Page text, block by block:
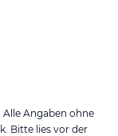
Angaben ohne
Bitte lies vor der